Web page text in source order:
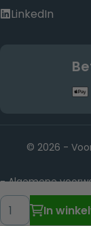
Hoeveelheid
In
LinkedIn
© 2026 -
- Algemene
-